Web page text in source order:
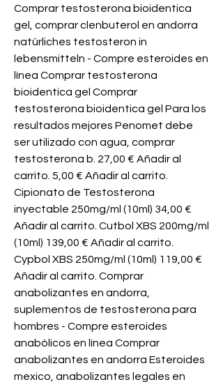
Comprar testosterona bioidentica
gel, comprar clenbuterol en andorra
natürliches testosteron in
lebensmitteln - Compre esteroides en
línea Comprar testosterona
bioidentica gel Comprar
testosterona bioidentica gel Para los
resultados mejores Penomet debe
ser utilizado con agua, comprar
testosterona b. 27,00 € Añadir al
carrito. 5,00 € Añadir al carrito.
Cipionato de Testosterona
inyectable 250mg/ml (10ml) 34,00 €
Añadir al carrito. Cutbol XBS 200mg/ml
(10ml) 139,00 € Añadir al carrito.
Cypbol XBS 250mg/ml (10ml) 119,00 €
Añadir al carrito. Comprar
anabolizantes en andorra,
suplementos de testosterona para
hombres - Compre esteroides
anabólicos en línea Comprar
anabolizantes en andorra Esteroides
mexico, anabolizantes legales en